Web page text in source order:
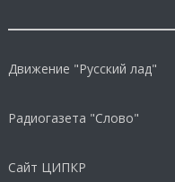
Движение "Русский лад"
Радиогазета "Слово"
Сайт ЦИПКР